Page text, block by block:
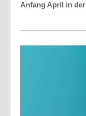
Anfang April in der